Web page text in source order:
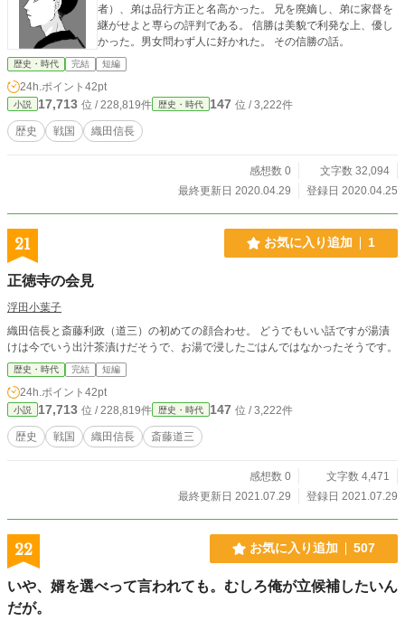
者）、弟は品行方正と名高かった。 兄を廃嫡し、弟に家督を
継がせよと専らの評判である。 信勝は美貌で利発な上、優し
かった。男女問わず人に好かれた。 その信勝の話。
歴史・時代 完結 短編
24h.ポイント 42pt
小説 17,713 位 / 228,819件 歴史・時代 147 位 / 3,222件
歴史 戦国 織田信長
感想数 0
文字数 32,094
最終更新日 2020.04.29
登録日 2020.04.25
21 お気に入り追加 1
正徳寺の会見
浮田小葉子
織田信長と斎藤利政（道三）の初めての顔合わせ。 どうでもいい話ですが湯漬
けは今でいう出汁茶漬けだそうで、お湯で浸したごはんではなかったそうです。
歴史・時代 完結 短編
24h.ポイント 42pt
小説 17,713 位 / 228,819件 歴史・時代 147 位 / 3,222件
歴史 戦国 織田信長 斎藤道三
感想数 0
文字数 4,471
最終更新日 2021.07.29
登録日 2021.07.29
22 お気に入り追加 507
いや、婿を選べって言われても。むしろ俺が立候補したいん
だが。